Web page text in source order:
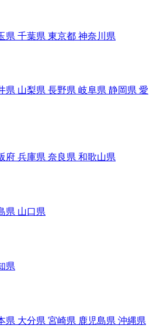
県 千葉県 東京都 神奈川県
県 山梨県 長野県 岐阜県 静岡県 愛
府 兵庫県 奈良県 和歌山県
県 山口県
県
県 大分県 宮崎県 鹿児島県 沖縄県